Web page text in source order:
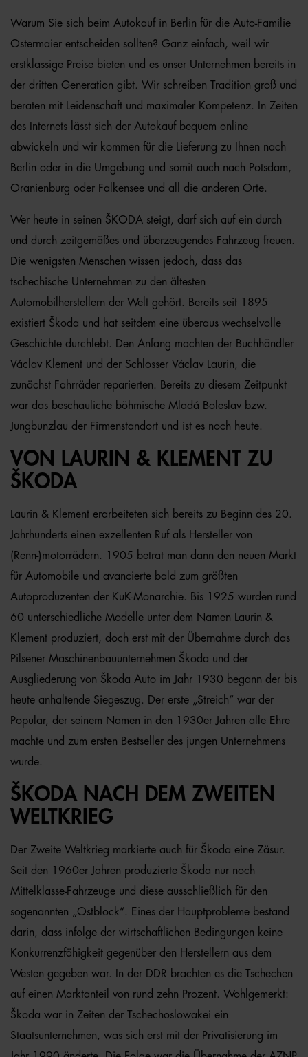
Warum Sie sich beim Autokauf in Berlin für die Auto-Familie
Ostermaier entscheiden sollten? Ganz einfach, weil wir
erstklassige Preise bieten und es unser Unternehmen bereits in
der dritten Generation gibt. Wir schreiben Tradition groß und
beraten mit Leidenschaft und maximaler Kompetenz. In Zeiten
des Internets lässt sich der Autokauf bequem online
abwickeln und wir kommen für die Lieferung zu Ihnen nach
Berlin oder in die Umgebung und somit auch nach Potsdam,
Oranienburg oder Falkensee und all die anderen Orte.
Wer heute in seinen ŠKODA steigt, darf sich auf ein durch
und durch zeitgemäßes und überzeugendes Fahrzeug freuen.
Die wenigsten Menschen wissen jedoch, dass das
tschechische Unternehmen zu den ältesten
Automobilherstellern der Welt gehört. Bereits seit 1895
existiert Škoda und hat seitdem eine überaus wechselvolle
Geschichte durchlebt. Den Anfang machten der Buchhändler
Václav Klement und der Schlosser Václav Laurin, die
zunächst Fahrräder reparierten. Bereits zu diesem Zeitpunkt
war das beschauliche böhmische Mladá Boleslav bzw.
Jungbunzlau der Firmenstandort und ist es noch heute.
VON LAURIN & KLEMENT ZU
ŠKODA
Laurin & Klement erarbeiteten sich bereits zu Beginn des 20.
Jahrhunderts einen exzellenten Ruf als Hersteller von
(Renn-)motorrädern. 1905 betrat man dann den neuen Markt
für Automobile und avancierte bald zum größten
Autoproduzenten der KuK-Monarchie. Bis 1925 wurden rund
60 unterschiedliche Modelle unter dem Namen Laurin &
Klement produziert, doch erst mit der Übernahme durch das
Pilsener Maschinenbauunternehmen Škoda und der
Ausgliederung von Škoda Auto im Jahr 1930 begann der bis
heute anhaltende Siegeszug. Der erste „Streich“ war der
Popular, der seinem Namen in den 1930er Jahren alle Ehre
machte und zum ersten Bestseller des jungen Unternehmens
wurde.
ŠKODA NACH DEM ZWEITEN
WELTKRIEG
Der Zweite Weltkrieg markierte auch für Škoda eine Zäsur.
Seit den 1960er Jahren produzierte Škoda nur noch
Mittelklasse-Fahrzeuge und diese ausschließlich für den
sogenannten „Ostblock“. Eines der Hauptprobleme bestand
darin, dass infolge der wirtschaftlichen Bedingungen keine
Konkurrenzfähigkeit gegenüber den Herstellern aus dem
Westen gegeben war. In der DDR brachten es die Tschechen
auf einen Marktanteil von rund zehn Prozent. Wohlgemerkt:
Škoda war in Zeiten der Tschechoslowakei ein
Staatsunternehmen, was sich erst mit der Privatisierung im